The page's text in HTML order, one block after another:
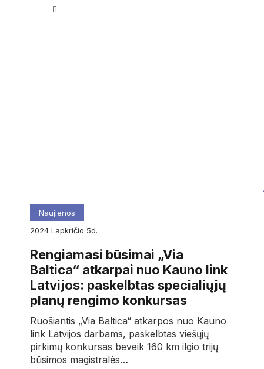
Naujienos
2024
lapkričio 5d.
Rengiamasi būsimai „Via
Baltica“ atkarpai nuo Kauno link
Latvijos: paskelbtas specialiųjų
planų rengimo konkursas
Ruošiantis „Via Baltica“ atkarpos nuo Kauno
link Latvijos darbams, paskelbtas viešųjų
pirkimų konkursas beveik 160 km ilgio trijų
būsimos magistralės…